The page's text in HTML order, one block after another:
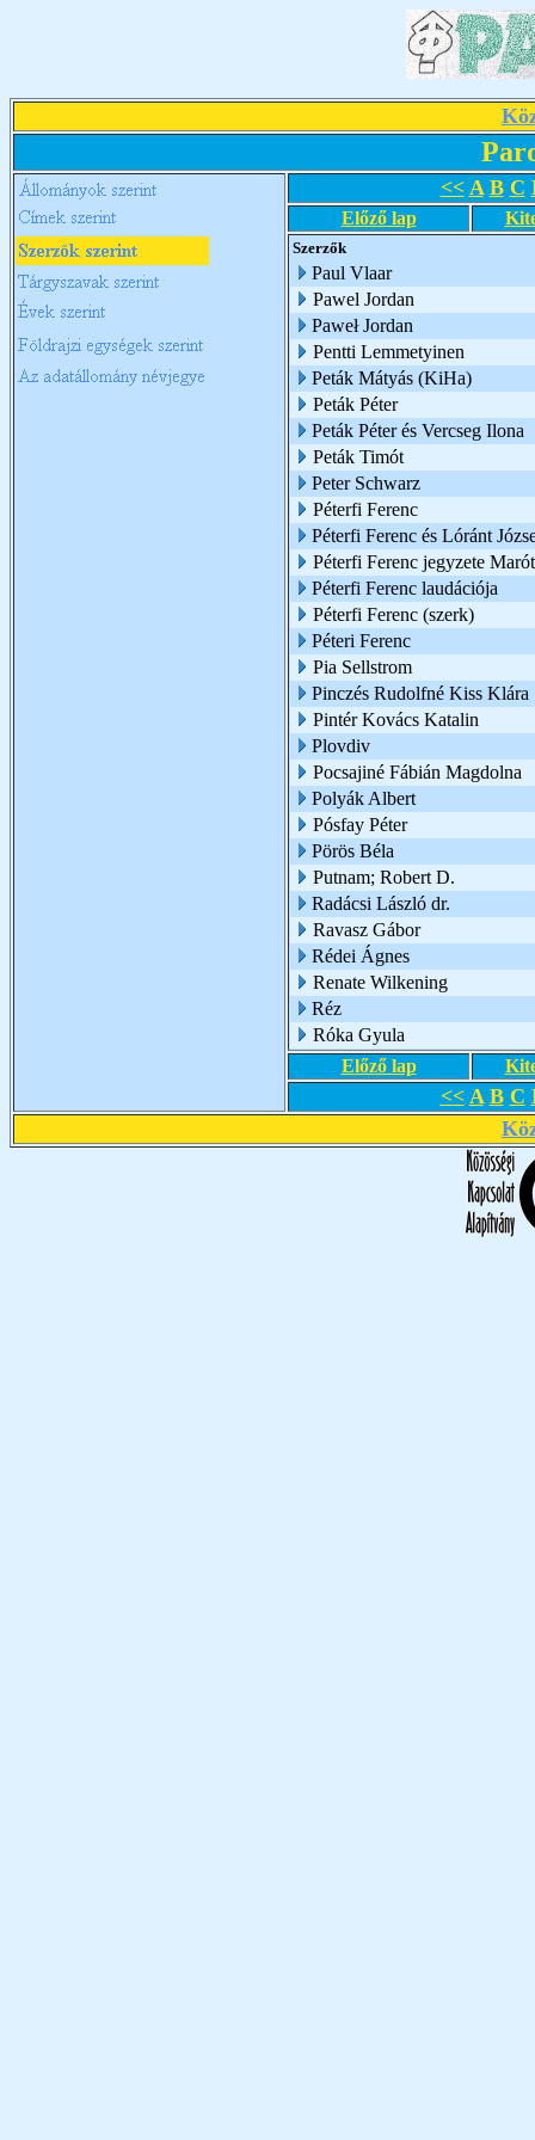
<< A B C
Előző lap
Szerzők
Paul Vlaar
Pawel Jordan
Paweł Jordan
Pentti Lemmetyinen
Peták Mátyás (KiHa)
Peták Péter
Peták Péter és Vercseg Ilona
Peták Timót
Peter Schwarz
Péterfi Ferenc
Péterfi Ferenc és Lóránt
Péterfi Ferenc jegyzete
Péterfi Ferenc laudációja
Péterfi Ferenc (szerk)
Péteri Ferenc
Pia Sellstrom
Pinczés Rudolfné Kiss Klára
Pintér Kovács Katalin
Plovdiv
Pocsajiné Fábián Magdolna
Polyák Albert
Pósfay Péter
Pörös Béla
Putnam; Robert D.
Radácsi László dr.
Ravasz Gábor
Rédei Ágnes
Renate Wilkening
Réz
Róka Gyula
Előző lap
<< A B C